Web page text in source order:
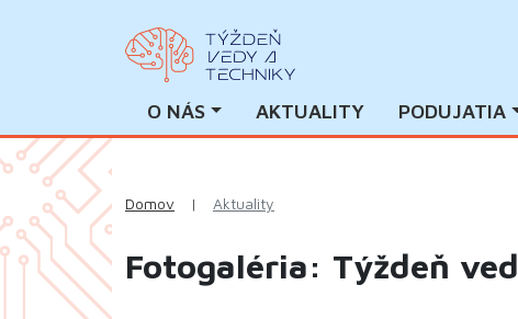
O NÁS AKTUALITY PODUJATIA
Domov | Aktuality
Fotogaléria: Týždeň